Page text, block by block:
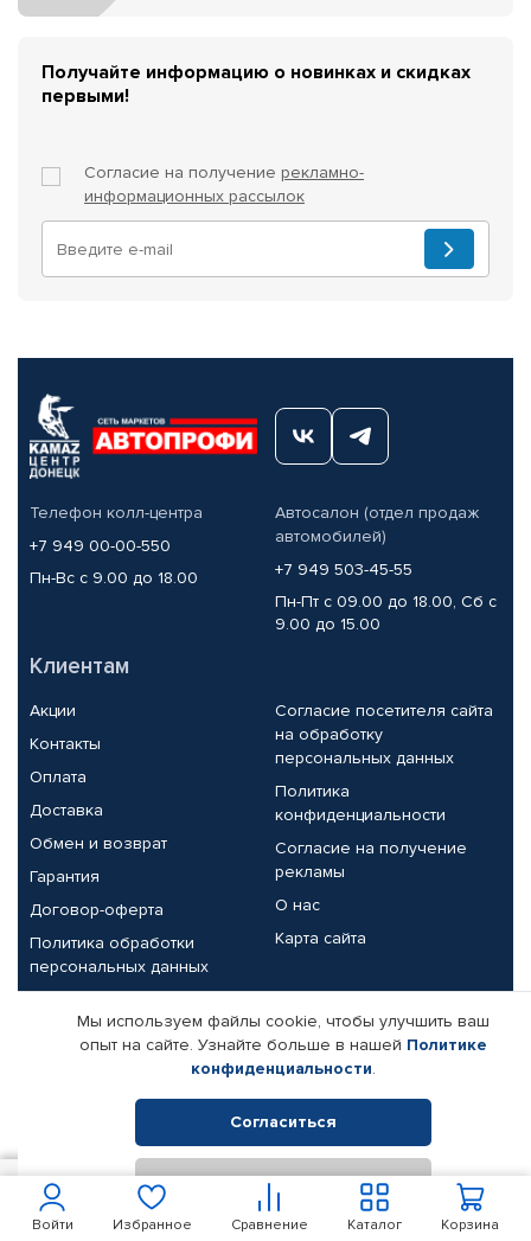
Войти Избранное Сравнение Корзина
Каталог
Получайте информацию о новинках и скидках
первыми!
Согласие на получение рекламно-
информационных рассылок
Телефон колл-центра
+7 949 00-00-550
Пн-Вс с 9.00 до 18.00
Автосалон (отдел продаж
автомобилей)
+7 949 503-45-55
Пн-Пт с 09.00 до 18.00, Сб с
9.00 до 15.00
Клиентам
Акции
Контакты
Оплата
Доставка
Обмен и возврат
Гарантия
Договор-оферта
Политика обработки
персональных данных
Согласие посетителя сайта
на обработку
персональных данных
Политика
конфиденциальности
Согласие на получение
рекламы
О нас
Карта сайта
Партнерам
Корпоративным клиентам
Поставщикам
Реквизиты компании
© КАМАЗ ЦЕНТР ДОНЕЦК, 2015-2026. Все права защищены.
Интернет-магазин автомобильных товаров Автопрофи.
Мы используем файлы cookie, чтобы улучшить ваш
опыт на сайте. Узнайте больше в нашей Политике
конфиденциальности.
Согласиться
Отклонить
705 В корзину